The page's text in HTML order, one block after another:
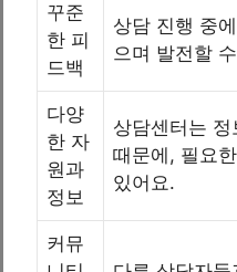
꾸준
한 피
드백
상담 진행 중
으며 발전할
다양
한 자
원과
정보
상담센터는
때문에, 필요
있어요.
커뮤